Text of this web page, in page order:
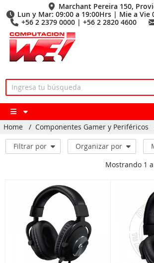
Marchant Pereira 150,
Lun y Mar: 09:00 a 19:00Hrs | Mie a Vie
+56 2 2379 0000 | +56 2 2820 4600
Home / Componentes Gamer y Periféricos
Filtrar por Organizar por
Mostrando 1 a